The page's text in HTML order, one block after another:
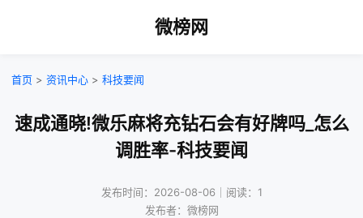
微榜网
首页 > 资讯中心 > 科技要闻
速成通晓!微乐麻将充钻石会有好牌吗_怎么
调胜率-科技要闻
发布时间：2026-08-06｜阅读：1
发布者：微榜网